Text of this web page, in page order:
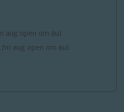
aug open om 8u)
m aug open om 8u)